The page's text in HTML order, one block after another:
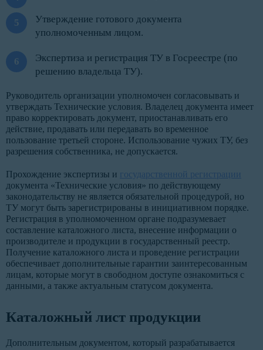
Утверждение готового документа
уполномоченным лицом.
Экспертиза и регистрация ТУ в Госреестре (по
решению владельца ТУ).
Руководитель организации уполномочен согласовывать и
утверждать Технические условия. Владелец документа имеет
право корректировать документ, приостанавливать его
действие, продавать или передавать во временное
пользование третьей стороне. Использование чужих ТУ, без
разрешения собственника, не допускается.
Прохождение экспертизы и государственной регистрации
документа «Технические условия» по действующему
законодательству не является обязательной процедурой, но
ТУ могут быть зарегистрированы в инициативном порядке.
Регистрация в уполномоченном органе подразумевает
составление каталожного листа, внесение информации о
производителе и продукции в государственный реестр.
Получение каталожного листа и проведение регистрации
обеспечивает дополнительные гарантии заинтересованным
лицам, которые могут в свободном доступе ознакомиться с
данными, а также актуальным статусом документа.
Каталожный лист продукции
Дополнительным документом, который разрабатывается